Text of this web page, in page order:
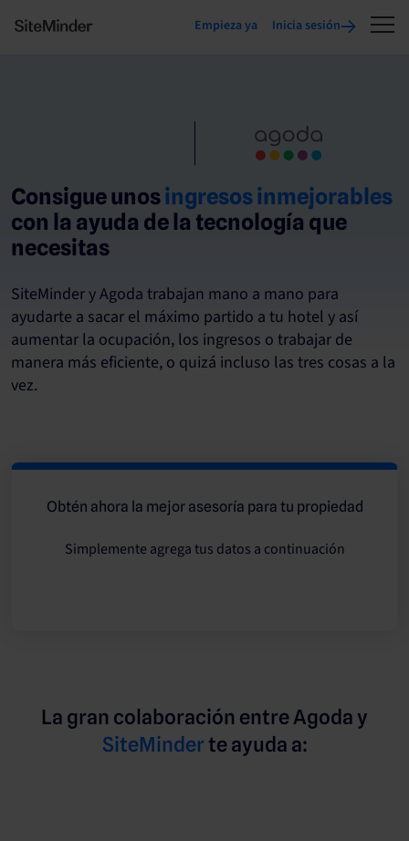
Empieza ya Inicia sesión
Consigue unosingresos inmejorables
con la ayuda de la tecnología que
necesitas
SiteMinder y Agoda trabajan mano a mano para
ayudarte a sacar el máximo partido a tu hotel y así
aumentar la ocupación, los ingresos o trabajar de
manera más eficiente, o quizá incluso las tres cosas a la
vez.
Obtén ahora la mejor asesoría para tu propiedad
Simplemente agrega tus datos a continuación
La gran colaboración entre Agoda y
SiteMinder te ayuda a: